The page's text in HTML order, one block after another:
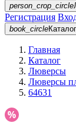
person_crop_circle
Регистрация
book_circleКаталог
Главная
Каталог
Люверсы
Люверсы
64631